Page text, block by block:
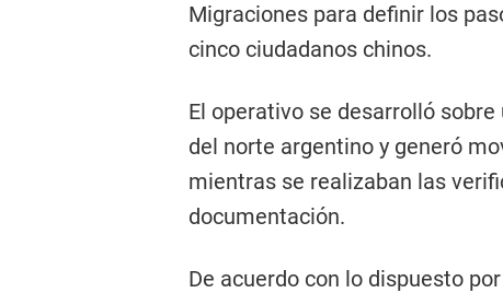
Migraciones para definir los
cinco ciudadanos chinos.
El operativo se desarrolló
del norte argentino y generó
mientras se realizaban las
documentación.
De acuerdo con lo dispuesto